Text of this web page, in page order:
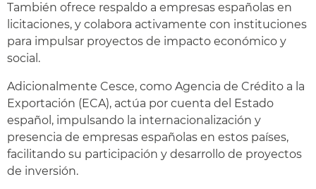
También ofrece respaldo a empresas españolas en
licitaciones, y colabora activamente con instituciones
para impulsar proyectos de impacto económico y
social.
Adicionalmente Cesce, como Agencia de Crédito a la
Exportación (ECA), actúa por cuenta del Estado
español, impulsando la internacionalización y
presencia de empresas españolas en estos países,
facilitando su participación y desarrollo de proyectos
de inversión.